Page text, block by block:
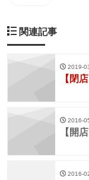
関連記事
2019-
【閉店
2016-
【開店
2016-